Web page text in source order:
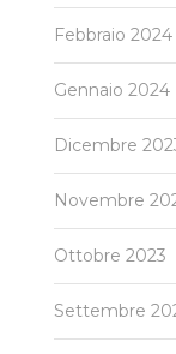
Febbraio 2024
Gennaio 2024
Dicembre
Novembre
Ottobre 2023
Settembre